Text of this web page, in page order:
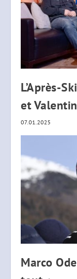
L’Après-
et
07.01.2025
Marco